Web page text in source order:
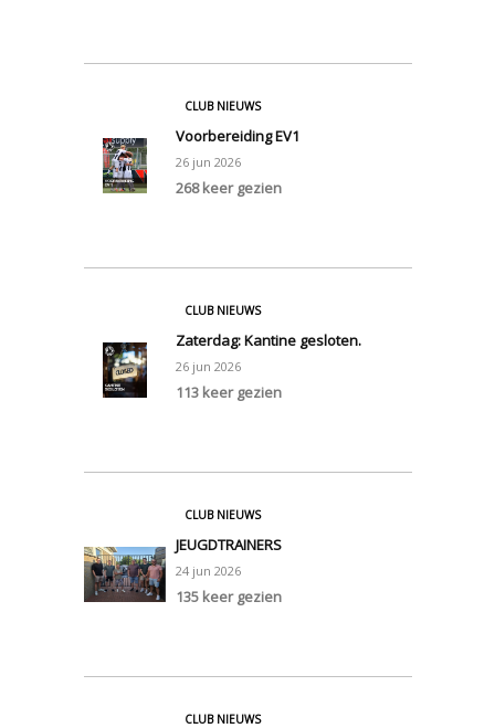
CLUB NIEUWS
Voorbereiding EV1
26 jun 2026
268 keer gezien
CLUB NIEUWS
Zaterdag: Kantine gesloten.
26 jun 2026
113 keer gezien
CLUB NIEUWS
JEUGDTRAINERS
24 jun 2026
135 keer gezien
CLUB NIEUWS